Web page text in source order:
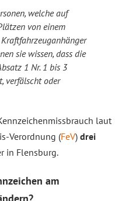
welche auf
von einem
sie wissen, dass die
1 Nr. 1 bis 3
verfälscht oder
laut
Verordnung (FeV) drei
in Flensburg.
am